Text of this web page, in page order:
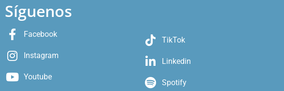
Síguenos
Facebook
Instagram
Youtube
TikTok
Linkedin
Spotify